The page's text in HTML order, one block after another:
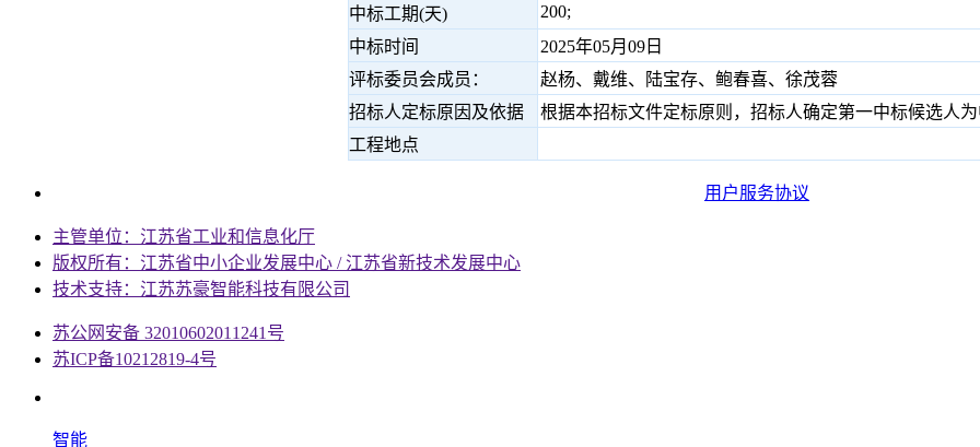
中标工期(天)
200;
中标时间
2025年05月09日
评标委员会成员：
赵杨、戴维、陆宝存、鲍春喜、徐茂蓉
招标人定标原因及依据
根据本招标文件定标原则，招标人确定第一中标候选人
工程地点
用户服务协议
主管单位：江苏省工业和信息化厅
版权所有：江苏省中小企业发展中心 / 江苏省新技术发展中心
技术支持：江苏苏豪智能科技有限公司
苏公网安备 32010602011241号
苏ICP备10212819-4号
智能